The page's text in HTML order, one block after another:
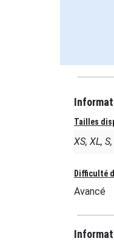
Tailles
XS, XL,
Difficulté
Avancé